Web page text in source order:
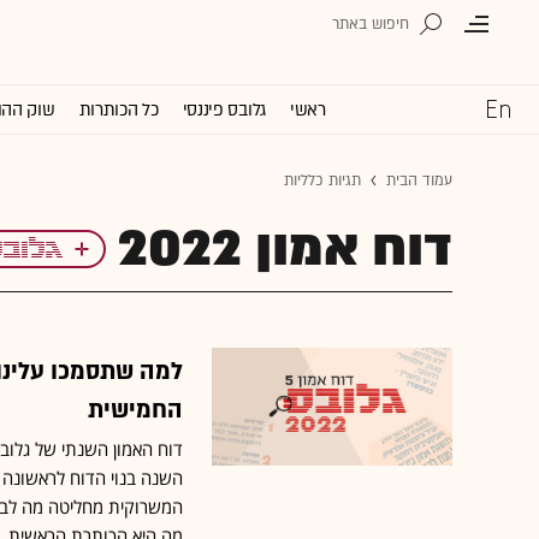
ראשי גלובס פיננסי כל הכותרות שוק
עמוד הבית תגיות כלליות
דוח אמון 2022
למה שתסמכו
החמישית
דוח האמון השנתי של
השנה בנוי הדוח
המשרוקית מחליטה מה